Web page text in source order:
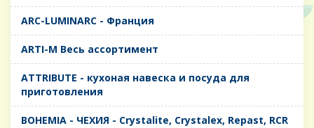
ARC-LUMINARC - Франция
ARTI-M Весь ассортимент
ATTRIBUTE - кухоная навеска и посуда для
приготовления
BOHEMIA - ЧЕХИЯ - Crystalite, Crystalex, Repast, RCR